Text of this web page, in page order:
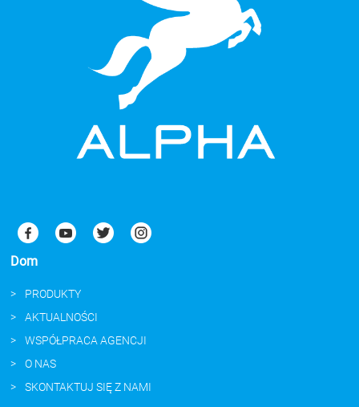
Dom
PRODUKTY
AKTUALNOŚCI
WSPÓŁPRACA AGENCJI
O NAS
SKONTAKTUJ SIĘ Z NAMI